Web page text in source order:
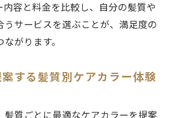
内容と料金を比較し、自分の髪質や
うサービスを選ぶことが、満足度の
がります。
する髪質別ケアカラー体験
髪質ごとに最適なケアカラーを提案